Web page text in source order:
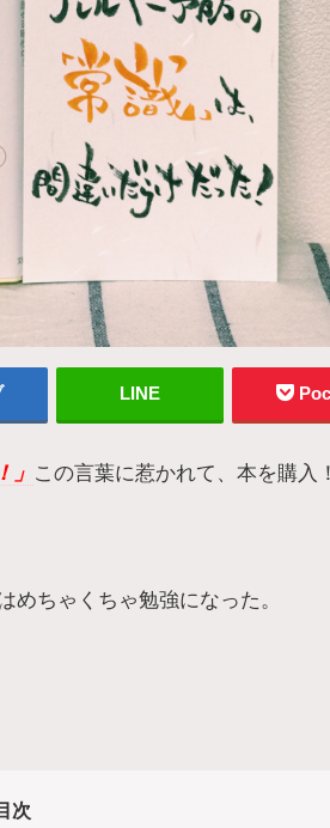
LINE
」 この言葉に惹かれて、本を購入
ちゃくちゃ勉強になった。
次